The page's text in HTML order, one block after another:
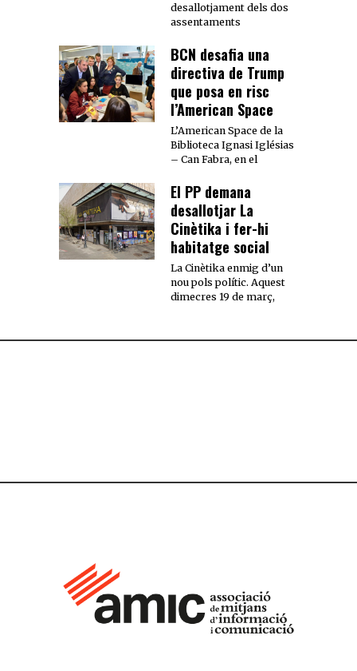
desallotjament dels dos
assentaments
BCN desafia una
directiva de Trump
que posa en risc
l’American Space
L’American Space de la
Biblioteca Ignasi Iglésias
– Can Fabra, en el
El PP demana
desallotjar La
Cinètika i fer-hi
habitatge social
La Cinètika enmig d’un
nou pols polític. Aquest
dimecres 19 de març,